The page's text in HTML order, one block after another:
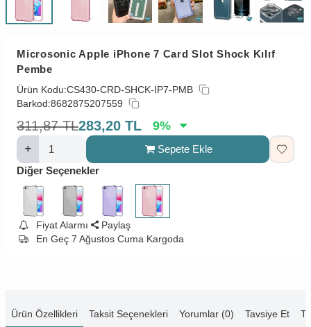
Microsonic Apple iPhone 7 Card Slot Shock Kılıf
Pembe
Ürün Kodu:CS430-CRD-SHCK-IP7-PMB
Barkod:8682875207559
311,87 TL283,20 TL 9%
Sepete Ekle
Diğer Seçenekler
Fiyat Alarmı
Paylaş
En Geç 7 Ağustos Cuma Kargoda
Ürün Özellikleri Taksit Seçenekleri Yorumlar (0) Tavsiye Et